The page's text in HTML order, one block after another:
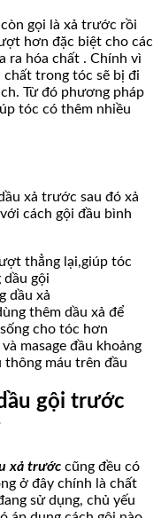
gọi là xả trước rồi
hơn đặc biệt cho các
ra hóa chất . Chính vì
trong tóc sẽ bị đi
Từ đó phương pháp
tóc có thêm nhiều
xả trước sau đó xả
cách gội đầu bình
thẳng lại,giúp tóc
dầu gội
dầu xả
thêm dầu xả để
cho tóc hơn
masage đầu khoảng
máu trên đầu
gội trước
xả trước cũng đều có
ở đây chính là chất
sử dụng, chủ yếu